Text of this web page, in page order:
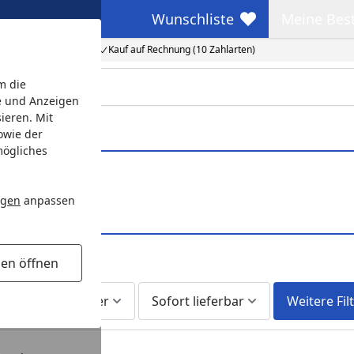
die
und Anzeigen
Mit
der
anpassen
öffnen
Kauf auf Rechnung (10 Zahlarten)
Wunschliste
Wunschliste
Am Lager Sofort lieferbar Weitere